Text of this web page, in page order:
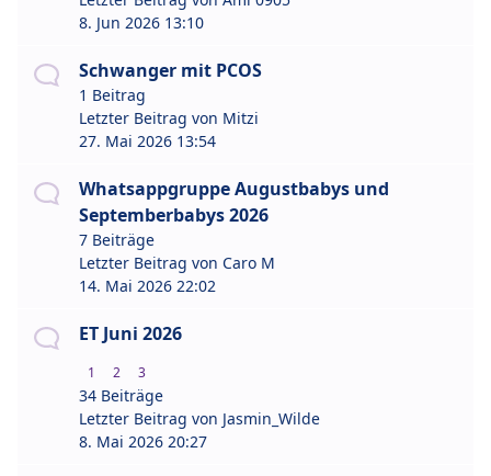
8. Jun 2026 13:10
Schwanger mit PCOS
1 Beitrag
Letzter Beitrag von Mitzi
27. Mai 2026 13:54
Whatsappgruppe Augustbabys und
Septemberbabys 2026
7 Beiträge
Letzter Beitrag von Caro M
14. Mai 2026 22:02
ET Juni 2026
1 2 3
34 Beiträge
Letzter Beitrag von Jasmin_Wilde
8. Mai 2026 20:27